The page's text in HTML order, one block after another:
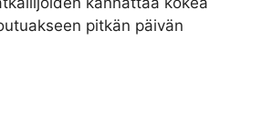
pitkän päivän